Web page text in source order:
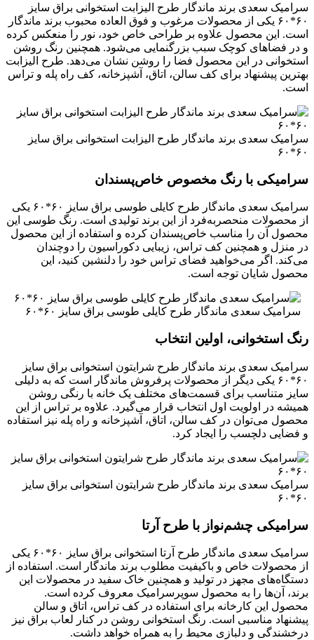
سرامیک سعدی برند ماندگار طرح الیزابت استخوانی براق سایز
۶۰*۶۰ یکی از محصولات مرغوب و فوق العاده محبوب برند ماندگار
است. این محصول علاوه بر طراحی خاص خود، نور را منعکس کرده
و در فضاهای کوچک سبب بزرگنمایی می‌شود. همچنین رنگ روشن
استخوانی در این محصول فضا را روشن نشان می‌دهد. طرح الیزابت
بهترین پیشنهاد برای کف سالن، اتاق، آشپزخانه، کف راه پله و تراس
است.
سرامیک سعدی برند ماندگار طرح الیزابت استخوانی براق سایز
۶۰*۶۰
سرامیکی با رنگ مخصوص خاص‌پسندان
سرامیک سعدی ماندگار طرح کایلی طوسی براق سایز ۶۰*۶۰ یکی
از محصولات منحصربه‌فرد از این برند تولیدی است. رنگ طوسی این
محصول آن را مناسب خاص‌پسندان کرده و استفاده از این محصول
در منزل و همچنین کف تراس، زیبایی دکوراسیون را دوچندان
می‌کند. اگر می‌خواهید فضای تراس خود را دلنشین کنید، این
محصول شایان توجه است.
سرامیک سعدی ماندگار طرح کایلی طوسی براق سایز ۶۰*۶۰
رنگ استخوانی، اولین انتخاب
سرامیک سعدی برند ماندگار طرح شرایتون استخوانی براق سایز
۶۰*۶۰ یکی دیگر از محصولات پرفروش ماندگار است که به دلیلی
سایز متناسب برای قسمت‌های مختلف یک خانه با رنگی روشن
همیشه در اولویت اول انتخاب قرار می‌گیرد. علاوه بر تراس از این
محصول می‌توان در کف سالن، اتاق، آشپزخانه و راه پله نیز استفاده
و فضایی دلچسب را ایجاد کرد.
سرامیک سعدی برند ماندگار طرح شرایتون استخوانی براق سایز
۶۰*۶۰
سرامیکی چشم‌‌نواز با طرح آرتا
سرامیک سعدی ماندگار طرح آرتا استخوانی براق سایز ۶۰*۶۰ یکی
از محصولات خاص و باکیفیت مطلوب برند ماندگار است. استفاده از
دستگاه‌های مجهز در تولید و همچنین خاک سفید در محصولات این
برند، آن‌ها را به محصول سوپرسرامیک معروف کرده است.
محصول این کارخانه برای استفاده در کف تراس، اتاق و سالن
پیشنهاد مناسبی است. رنگ استخوانی روشن در کنار لعاب براق نیز
درخشندگی و دلبازی محیط را به همراه خواهد داشت.